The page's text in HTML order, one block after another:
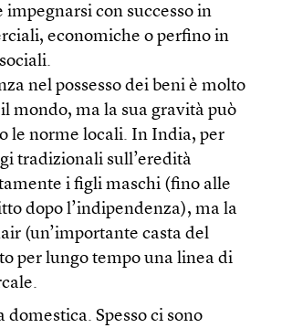
con successo in
economiche o perfino in
nel possesso dei beni è molto
mondo, ma la sua gravità può
le norme locali. In India, per
tradizionali sull’eredità
i figli maschi (fino alle
dopo l’indipendenza), ma la
(un’importante casta del
per lungo tempo una linea di
domestica. Spesso ci sono